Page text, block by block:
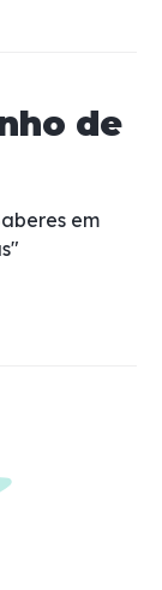
de
em